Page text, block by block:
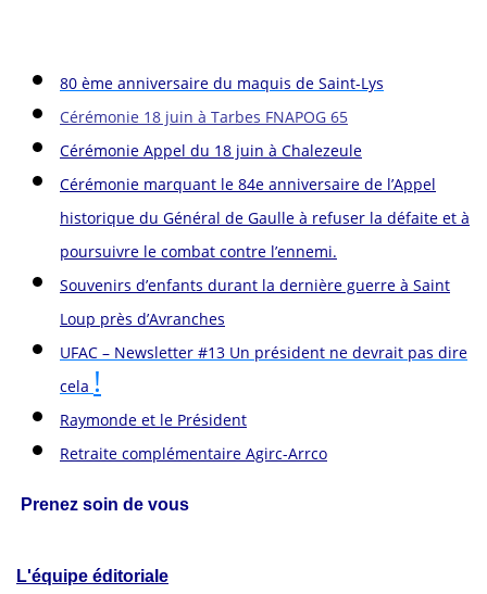
80 ème anniversaire du maquis de Saint-Lys
Cérémonie 18 juin à Tarbes FNAPOG 65
Cérémonie Appel du 18 juin à Chalezeule
Cérémonie marquant le 84e anniversaire de l’Appel
historique du Général de Gaulle à refuser la défaite et à
poursuivre le combat contre l’ennemi.
Souvenirs d’enfants durant la dernière guerre à Saint
Loup près d’Avranches
UFAC – Newsletter #13 Un président ne devrait pas dire
cela !
Raymonde et le Président
Retraite complémentaire Agirc-Arrco
Prenez soin de vous
L'équipe éditoriale